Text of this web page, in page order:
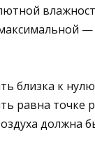
—
близка к нулю
равна точке
должна